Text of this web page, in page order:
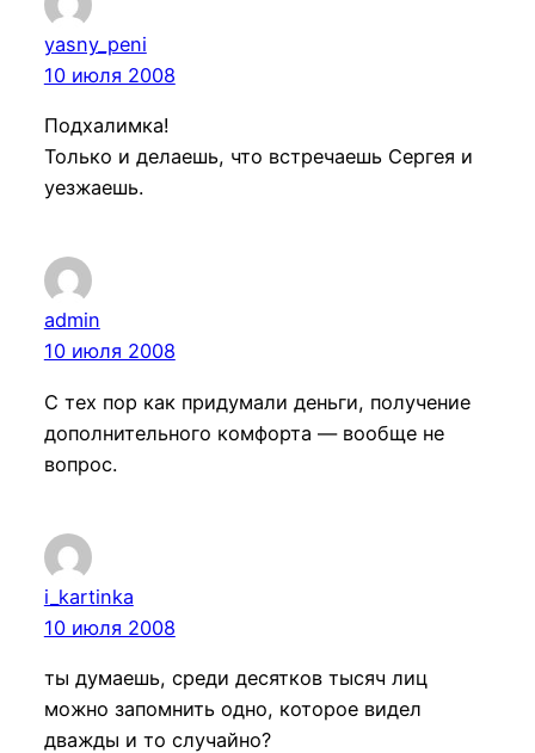
yasny_peni
10 июля 2008
Подхалимка!
Только и делаешь, что встречаешь Сергея и
уезжаешь.
admin
10 июля 2008
С тех пор как придумали деньги, получение
дополнительного комфорта — вообще не
вопрос.
i_kartinka
10 июля 2008
ты думаешь, среди десятков тысяч лиц
можно запомнить одно, которое видел
дважды и то случайно?